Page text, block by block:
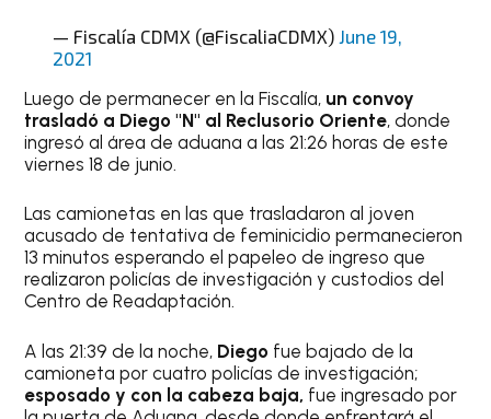
— Fiscalía CDMX (@FiscaliaCDMX) June 19,
2021
Luego de permanecer en la Fiscalía, un convoy
trasladó a Diego "N" al Reclusorio Oriente, donde
ingresó al área de aduana a las 21:26 horas de este
viernes 18 de junio.
Las camionetas en las que trasladaron al joven
acusado de tentativa de feminicidio permanecieron
13 minutos esperando el papeleo de ingreso que
realizaron policías de investigación y custodios del
Centro de Readaptación.
A las 21:39 de la noche, Diego fue bajado de la
camioneta por cuatro policías de investigación;
esposado y con la cabeza baja, fue ingresado por